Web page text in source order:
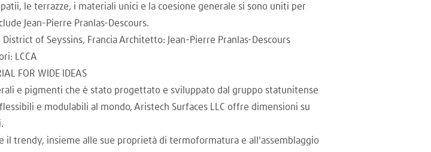
le terrazze, i materiali unici e la coesione generale si sono uniti per
Jean-Pierre Pranlas-Descours.
of Seyssins, Francia Architetto: Jean-Pierre Pranlas-Descours
LCCA
FOR WIDE IDEAS
e pigmenti che è stato progettato e sviluppato dal gruppo statunitense
e modulabili al mondo, Aristech Surfaces LLC offre dimensioni su
il trendy, insieme alle sue proprietà di termoformatura e all'assemblaggio